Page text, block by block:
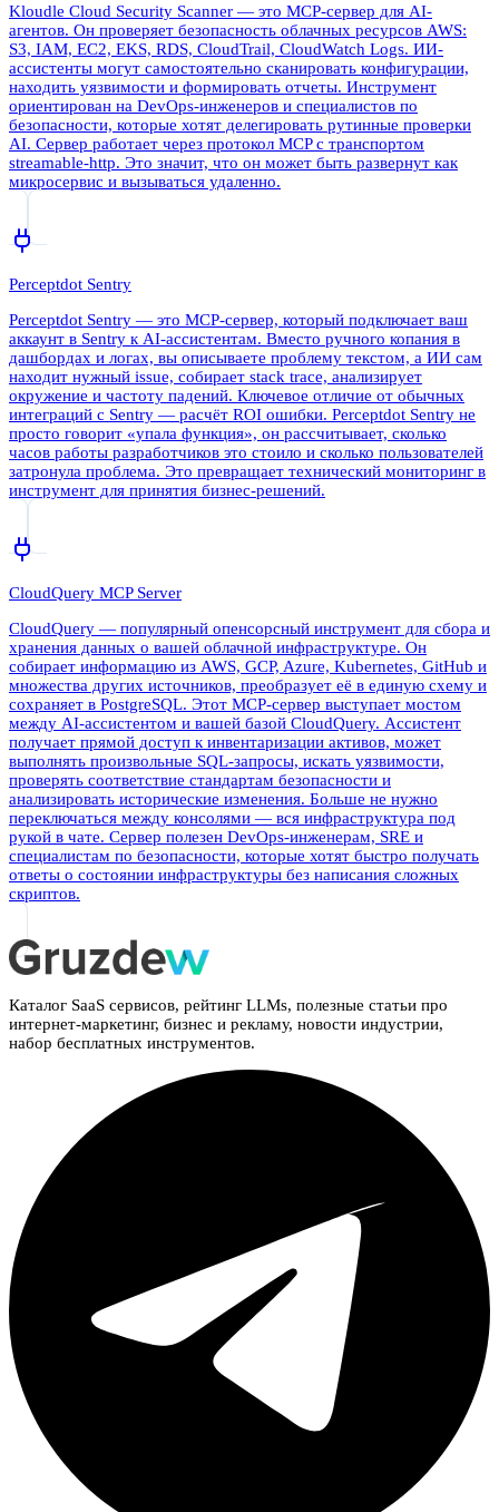
Kloudle Cloud Security Scanner — это MCP-сервер для AI-
агентов. Он проверяет безопасность облачных ресурсов AWS:
S3, IAM, EC2, EKS, RDS, CloudTrail, CloudWatch Logs. ИИ-
ассистенты могут самостоятельно сканировать конфигурации,
находить уязвимости и формировать отчеты. Инструмент
ориентирован на DevOps-инженеров и специалистов по
безопасности, которые хотят делегировать рутинные проверки
AI. Сервер работает через протокол MCP с транспортом
streamable-http. Это значит, что он может быть развернут как
микросервис и вызываться удаленно.
Perceptdot Sentry
Perceptdot Sentry — это MCP-сервер, который подключает ваш
аккаунт в Sentry к AI-ассистентам. Вместо ручного копания в
дашбордах и логах, вы описываете проблему текстом, а ИИ сам
находит нужный issue, собирает stack trace, анализирует
окружение и частоту падений. Ключевое отличие от обычных
интеграций с Sentry — расчёт ROI ошибки. Perceptdot Sentry не
просто говорит «упала функция», он рассчитывает, сколько
часов работы разработчиков это стоило и сколько пользователей
затронула проблема. Это превращает технический мониторинг в
инструмент для принятия бизнес-решений.
CloudQuery MCP Server
CloudQuery — популярный опенсорсный инструмент для сбора и
хранения данных о вашей облачной инфраструктуре. Он
собирает информацию из AWS, GCP, Azure, Kubernetes, GitHub и
множества других источников, преобразует её в единую схему и
сохраняет в PostgreSQL. Этот MCP-сервер выступает мостом
между AI-ассистентом и вашей базой CloudQuery. Ассистент
получает прямой доступ к инвентаризации активов, может
выполнять произвольные SQL-запросы, искать уязвимости,
проверять соответствие стандартам безопасности и
анализировать исторические изменения. Больше не нужно
переключаться между консолями — вся инфраструктура под
рукой в чате. Сервер полезен DevOps-инженерам, SRE и
специалистам по безопасности, которые хотят быстро получать
ответы о состоянии инфраструктуры без написания сложных
скриптов.
Каталог SaaS сервисов, рейтинг LLMs, полезные статьи про
интернет-маркетинг, бизнес и рекламу, новости индустрии,
набор бесплатных инструментов.